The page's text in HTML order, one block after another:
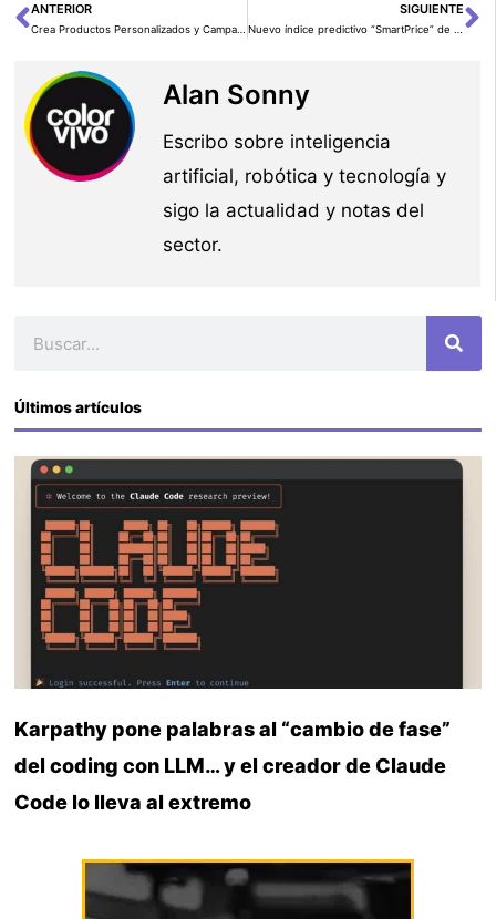
Ant
ANTERIOR
Crea Productos Personalizados y Campañas de Marketing con Amazon Nova en Amazon Bedrock
SIGUIENTE
Nuevo índice predictivo “SmartPrice” de Fotocasa con tecnología DataVenues: La analítica predictiva da un salto clave en el sector inmobiliario gracias a la inteligencia artificial
Alan Sonny
Escribo sobre inteligencia
artificial, robótica y tecnología y
sigo la actualidad y notas del
sector.
Últimos artículos
Karpathy pone palabras al “cambio de fase”
del coding con LLM… y el creador de Claude
Code lo lleva al extremo